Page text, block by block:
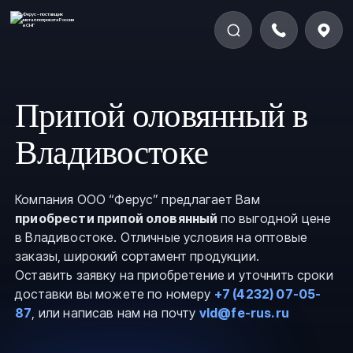
Припой оловянный в
Владивостоке
Компания ООО “Ферус” предлагает Вам
приобрести припой оловянный по выгодной цене
в Владивостоке. Отличные условия на оптовые
заказы, широкий сортамент продукции.
Оставить заявку на приобретение и уточнить сроки
доставки вы можете по номеру +7 (4232) 07-05-
87, или написав нам на почту vld@fe-rus.ru